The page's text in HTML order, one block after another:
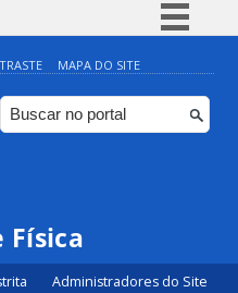
Simplifique!
Comunica BR
Participe
Canais
MAPA DO SITE
Administradores do Site